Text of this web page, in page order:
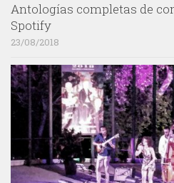
Antologías completas de
Spotify
23/08/2018